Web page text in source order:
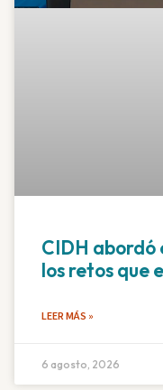
CIDH abordó
los retos que
LEER MÁS »
6 agosto, 2026